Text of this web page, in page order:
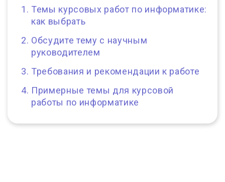
Темы курсовых работ по информатике:
как выбрать
Обсудите тему с научным
руководителем
Требования и рекомендации к работе
Примерные темы для курсовой
работы по информатике